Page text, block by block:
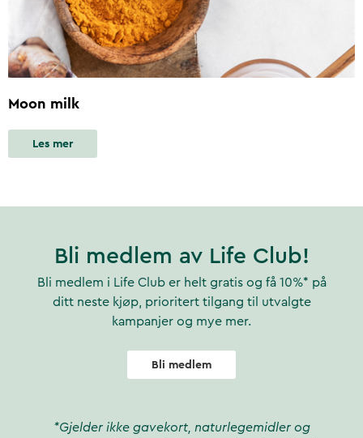
Moon milk
Les mer
Bli medlem av Life Club!
Bli medlem i Life Club er helt gratis og få 10%* på
ditt neste kjøp, prioritert tilgang til utvalgte
kampanjer og mye mer.
Bli medlem
*Gjelder ikke gavekort, naturlegemidler og